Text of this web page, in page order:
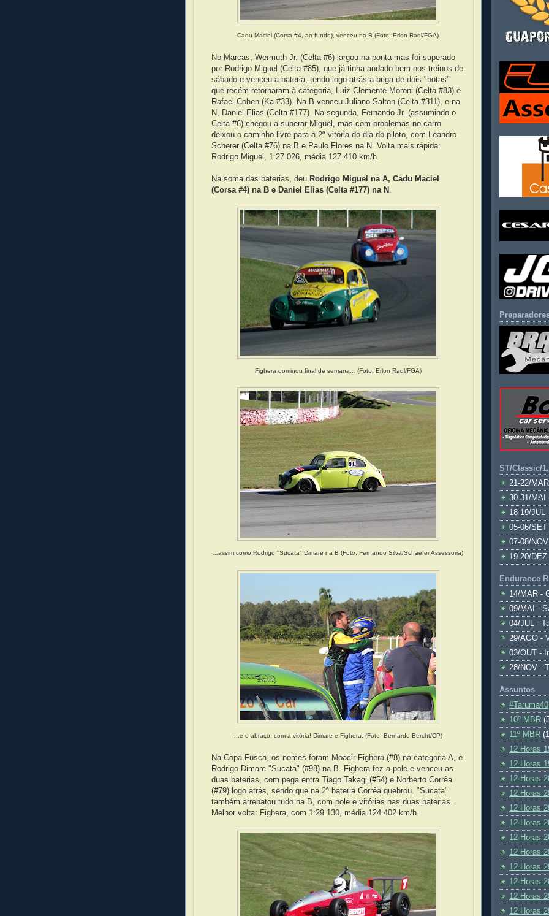
Cadu Maciel (Corsa #4, ao fundo), venceu na B (Foto: Erlon Radl/FGA)
No Marcas, Wermuth Jr. (Celta #6) largou na ponta mas foi superado
por Rodrigo Miguel (Celta #85), que já tinha andado bem nos treinos de
sábado e venceu a bateria, tendo logo atrás a briga de dois "botas"
que recém retornaram à categoria, Luiz Clemente Moroni (Celta #83) e
Rafael Cohen (Ka #33). Na B venceu Juliano Salton (Celta #311), e na
N, Daniel Elias (Celta #177). Na segunda, Fernando Jr. (assumindo o
Celta #6) chegou a superar Miguel, mas com problemas no carro
deixou o caminho livre para a 2ª vitória do dia do piloto, com Leandro
Scherer (Celta #76) na B e Paulo Flores na N. Volta mais rápida:
Rodrigo Miguel, 1:27.026, média 127.410 km/h.
Na soma das baterias, deu Rodrigo Miguel na A, Cadu Maciel
(Corsa #4) na B e Daniel Elias (Celta #177) na N
Fighera dominou final de semana... (Foto: Erlon Radl/FGA)
...assim como Rodrigo "Sucata" Dimare na B (Foto: Fernando Silva/Schaefer Assessoria)
...e o abraço, com a vitória! Dimare e Fighera. (Foto: Bernardo Bercht/CP)
Na Copa Fusca, os nomes foram Moacir Fighera (#8) na categoria A, e
Rodrigo Dimare "Sucata" (#98) na B. Fighera fez a pole e venceu as
duas baterias, com pega entra Tiago Takagi (#54) e Norberto Corrêa
(#79) logo atrás, sendo que na 2ª bateria Corrêa quebrou. "Sucata"
também arrebatou tudo na B, com pole e vitórias nas duas baterias.
Melhor volta: Fighera, com 1:29.130, média 124.402 km/h.
ST/Classic/
21-22/
30-31/MAI
18-19/JUL
05-06/
07-08/
19-20/
Endurance
14/MAR -
09/MAI -
04/JUL -
29/AGO -
03/OUT -
28/NOV -
Assuntos
#Taruma40
10º MBR
11º MBR
12 Horas
12 Horas
12 Horas
12 Horas
12 Horas
12 Horas
12 Horas
12 Horas
12 Horas
12 Horas
12 Horas
12 Horas